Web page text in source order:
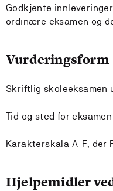
Godkjente
ordinære eksamen og
Vurderingsform
Skriftlig skoleeksamen
Tid og sted for
Karakterskala A-F, der
Hjelpemidler